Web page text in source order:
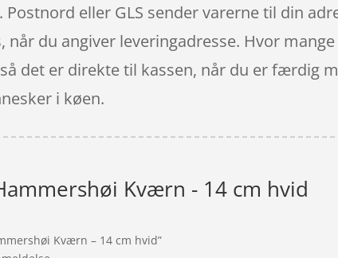
eller GLS sender varerne til din
du angiver leveringadresse. Hvor
det er direkte til kassen, når du er færdig
i køen.
Kværn - 14 cm hvid
Kværn – 14 cm hvid”